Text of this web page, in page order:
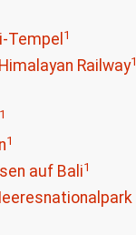
Tempel 1
Railway1
1
auf Bali1